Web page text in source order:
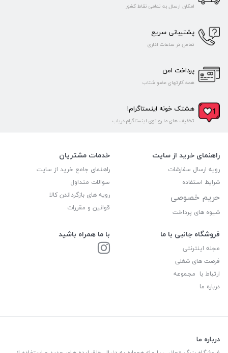
امکان ارسال به تمامی نقاط کشور
پشتیبانی سریع
تماس در ساعات اداری
پرداخت امن
همه کارتهای عضو شتاب
هشتک خونه اینستاگرام!
تخفیف های ما رو توی اینستاگرام دریاب
راهنمای خرید از سایت
رویه ارسال سفارشات
شرایط استفاده
حریم خصوصی
شیوه های پرداخت
خدمات مشتریان
راهنمای جامع خرید از سایت
سوالات متداول
رویه های بازگرداندن کالا
قوانین و مقررات
فروشگاه جانبی با ما
مجله اینترنتی
فرصت های شغلی
ارتباط با مجموعه
درباره ما
با ما همراه باشید
درباره ما